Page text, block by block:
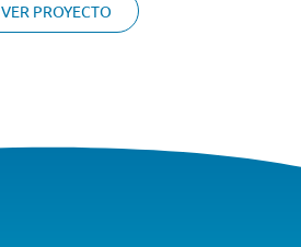
VER PROYECTO